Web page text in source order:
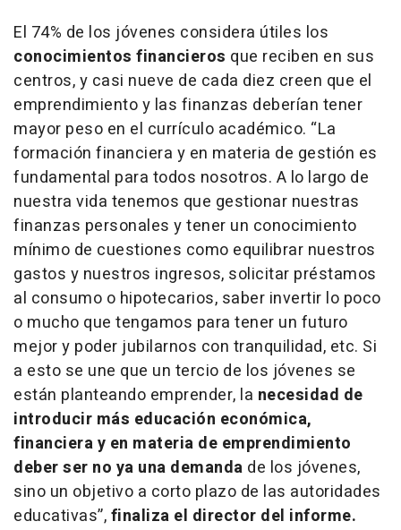
El 74% de los jóvenes considera útiles los
conocimientos financieros que reciben en sus
centros, y casi nueve de cada diez creen que el
emprendimiento y las finanzas deberían tener
mayor peso en el currículo académico. “La
formación financiera y en materia de gestión es
fundamental para todos nosotros. A lo largo de
nuestra vida tenemos que gestionar nuestras
finanzas personales y tener un conocimiento
mínimo de cuestiones como equilibrar nuestros
gastos y nuestros ingresos, solicitar préstamos
al consumo o hipotecarios, saber invertir lo poco
o mucho que tengamos para tener un futuro
mejor y poder jubilarnos con tranquilidad, etc. Si
a esto se une que un tercio de los jóvenes se
están planteando emprender, la necesidad de
introducir más educación económica,
financiera y en materia de emprendimiento
deber ser no ya una demanda de los jóvenes,
sino un objetivo a corto plazo de las autoridades
educativas”,finaliza el director del informe.